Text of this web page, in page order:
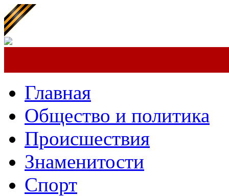
Главная
Общество и политика
Происшествия
Знаменитости
Спорт